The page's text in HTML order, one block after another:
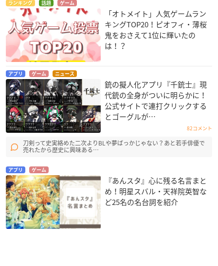
ランキング 話題 ゲーム
「オトメイト」人気ゲームラン
キングTOP20！ピオフィ・薄桜
鬼をおさえて1位に輝いたの
は！？
アプリ ゲーム ニュース
銃の擬人化アプリ『千銃士』現
代銃の全身がついに明らかに！
公式サイトで連打クリックする
とゴーグルが…
82コメント
刀剣って史実絡めた二次よりBLや夢ばっかじゃない？あと若手俳優で
売れたから歴史に興味ある…
アプリ ゲーム
『あんスタ』心に残る名言まと
め！明星スバル・天祥院英智な
ど25名の名台詞を紹介